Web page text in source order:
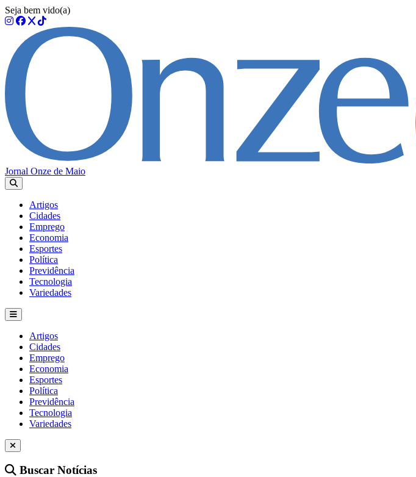
Seja bem vido(a)
Jornal Onze de Maio
Artigos
Cidades
Emprego
Economia
Esportes
Política
Previdência
Tecnologia
Variedades
Artigos
Cidades
Emprego
Economia
Esportes
Política
Previdência
Tecnologia
Variedades
Buscar Notícias